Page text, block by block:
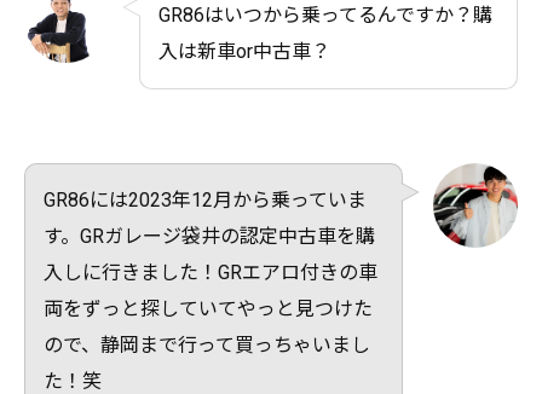
GR86はいつから乗ってるんですか？購
入は新車or中古車？
GR86には2023年12月から乗っていま
す。GRガレージ袋井の認定中古車を購
入しに行きました！GRエアロ付きの車
両をずっと探していてやっと見つけた
ので、静岡まで行って買っちゃいまし
た！笑